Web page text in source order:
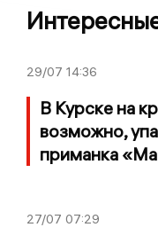
29/07 14:36
В Курске на
возможно,
приманка
27/07 07:29